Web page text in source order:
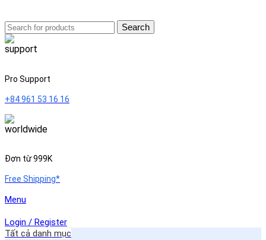
Search
Pro Support
+84 961 53 16 16
Đơn từ 999K
Free Shipping*
Menu
Login / Register
Tất cả danh mục